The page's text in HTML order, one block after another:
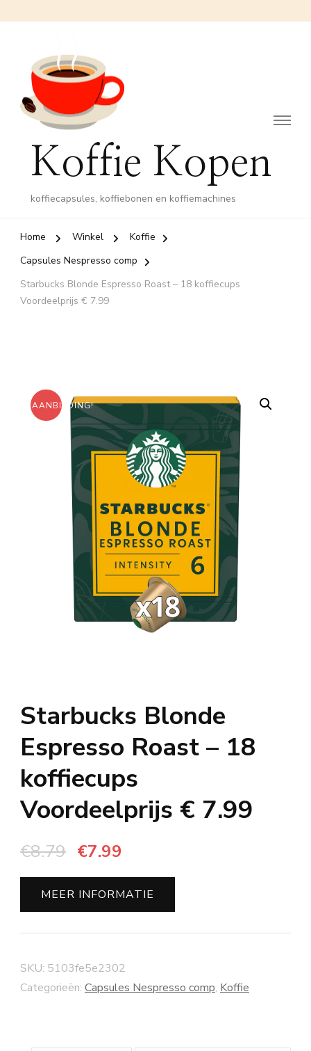
Koffie Kopen
koffiecapsules, koffiebonen en koffiemachines
Home Winkel
Koffie
Capsules Nespresso comp
Starbucks Blonde Espresso Roast – 18 koffiecups
Voordeelprijs € 7.99
AANBIEDING!
Starbucks Blonde
Espresso Roast – 18
koffiecups
Voordeelprijs € 7.99
€8.79 Oorspronkelijke
prijs
was:
€8.79.
€7.99
prijs
is:
€7.99.
MEER INFORMATIE
SKU: 5103fe5e2302
Categorieën: Capsules Nespresso comp, Koffie